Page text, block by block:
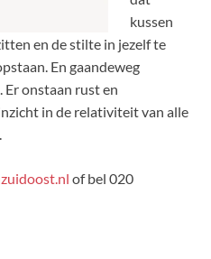
kussen
en de stilte in jezelf te
En gaandeweg
onstaan rust en
in de relativiteit van alle
of bel 020